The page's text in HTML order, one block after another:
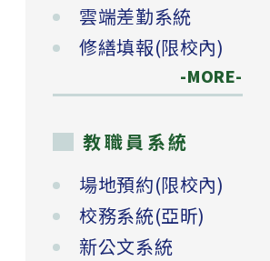
雲端差勤系統
修繕填報(限校內)
-MORE-
教職員系統
場地預約(限校內)
校務系統(亞昕)
新公文系統